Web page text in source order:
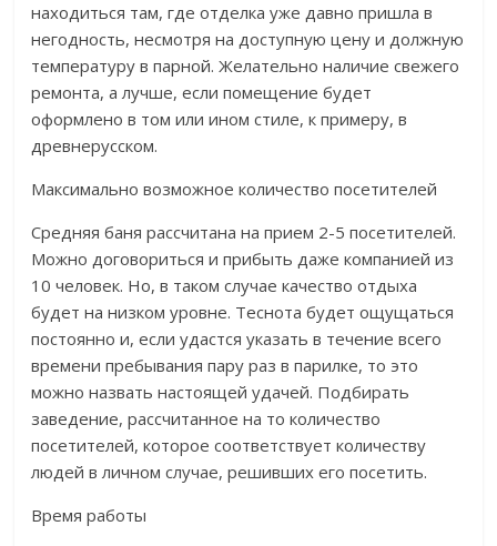
находиться там, где отделка уже давно пришла в
негодность, несмотря на доступную цену и должную
температуру в парной. Желательно наличие свежего
ремонта, а лучше, если помещение будет
оформлено в том или ином стиле, к примеру, в
древнерусском.
Максимально возможное количество посетителей
Средняя баня рассчитана на прием 2-5 посетителей.
Можно договориться и прибыть даже компанией из
10 человек. Но, в таком случае качество отдыха
будет на низком уровне. Теснота будет ощущаться
постоянно и, если удастся указать в течение всего
времени пребывания пару раз в парилке, то это
можно назвать настоящей удачей. Подбирать
заведение, рассчитанное на то количество
посетителей, которое соответствует количеству
людей в личном случае, решивших его посетить.
Время работы